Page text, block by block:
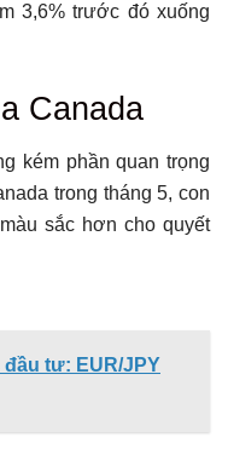
3,6% trước đó xuống
Canada
kém phần quan trọng
trong tháng 5, con
sắc hơn cho quyết
tư: EUR/JPY